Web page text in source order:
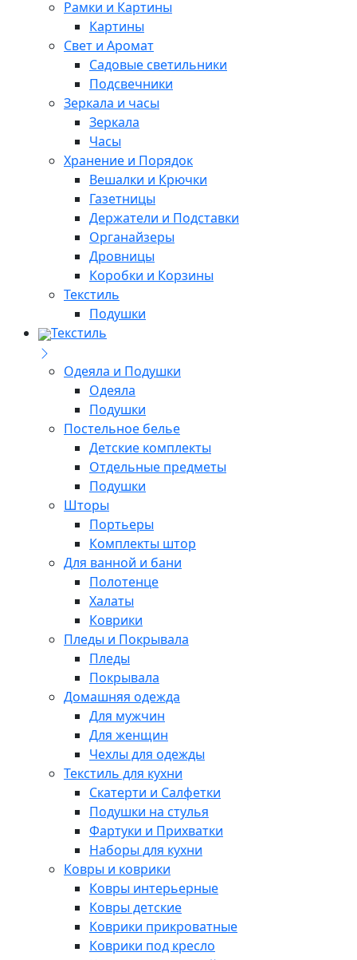
Рамки и Картины
Картины
Свет и Аромат
Садовые светильники
Подсвечники
Зеркала и часы
Зеркала
Часы
Хранение и Порядок
Вешалки и Крючки
Газетницы
Держатели и Подставки
Органайзеры
Дровницы
Коробки и Корзины
Текстиль
Подушки
Текстиль
Одеяла и Подушки
Одеяла
Подушки
Постельное белье
Детские комплекты
Отдельные предметы
Подушки
Шторы
Портьеры
Комплекты штор
Для ванной и бани
Полотенце
Халаты
Коврики
Пледы и Покрывала
Пледы
Покрывала
Домашняя одежда
Для мужчин
Для женщин
Чехлы для одежды
Текстиль для кухни
Скатерти и Салфетки
Подушки на стулья
Фартуки и Прихватки
Наборы для кухни
Ковры и коврики
Ковры интерьерные
Ковры детские
Коврики прикроватные
Коврики под кресло